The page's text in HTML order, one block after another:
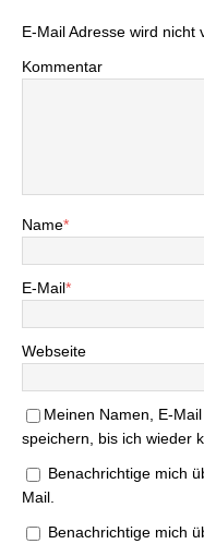
E-Mail Adresse wird nicht
Kommentar
Name*
E-Mail*
Webseite
Meinen Namen, E-
speichern, bis ich wieder
Benachrichtige mich
Mail.
Benachrichtige mich